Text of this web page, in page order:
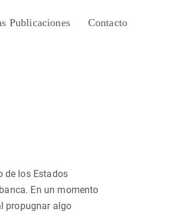
Publicaciones Contacto
de los Estados
En un momento
propugnar algo